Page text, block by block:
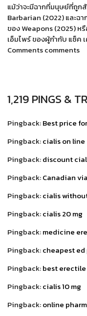
แม้ว่าจะมีฉากที่มนุษย์ที่ถูก
Barbarian (2022) และฉ
ของ Weapons (2025) ห
เอ็มไพร์ ของผู้กำกับ แซ็ค
Comments comments
1,219 PINGS &
Pingback:Best price
Pingback:cialis on line
Pingback:discount
Pingback:Canadian
Pingback:cialis
Pingback:cialis 20 mg
Pingback:medicine
Pingback:cheapest
Pingback:best
Pingback:cialis 10 mg
Pingback:online